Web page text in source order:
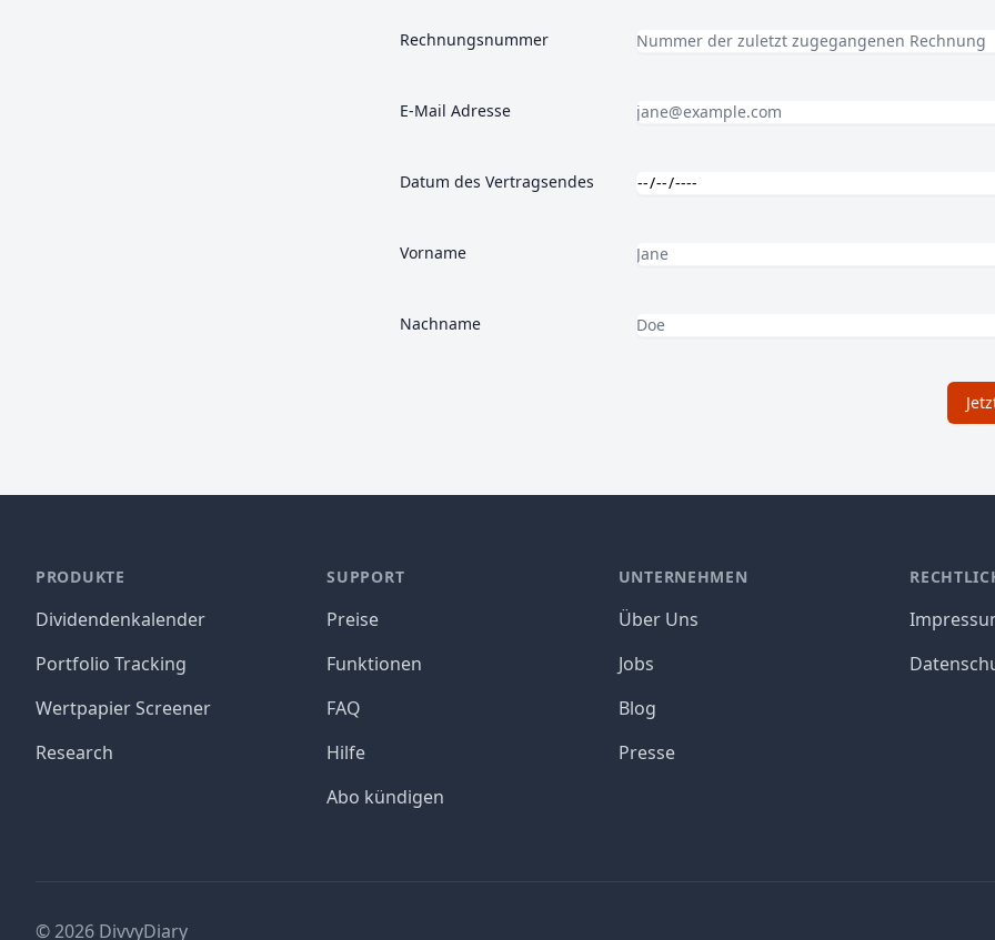
Rechnungsnummer
E-Mail Adresse
Datum des Vertragsendes
Vorname
Nachname
PRODUKTE
Dividendenkalender
Portfolio Tracking
Wertpapier Screener
Research
SUPPORT
Preise
Funktionen
FAQ
Hilfe
Abo kündigen
UNTERNEHMEN
Über Uns
Jobs
Blog
Presse
©2026 DivvyDiary